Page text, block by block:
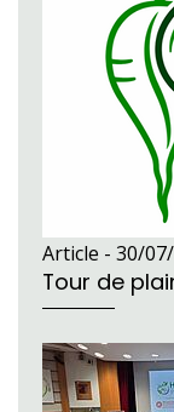
Article - 30/
Tour de